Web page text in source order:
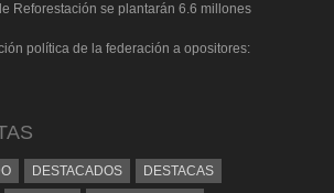
Reforestación se plantarán 6.6 millones
política de la federación a opositores:
DESTACADOS
DESTACAS